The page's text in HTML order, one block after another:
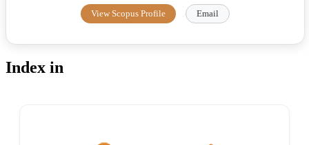
View Scopus Profile Email
Index in